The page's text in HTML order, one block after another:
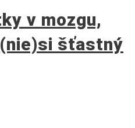
v mozgu,
šťastný